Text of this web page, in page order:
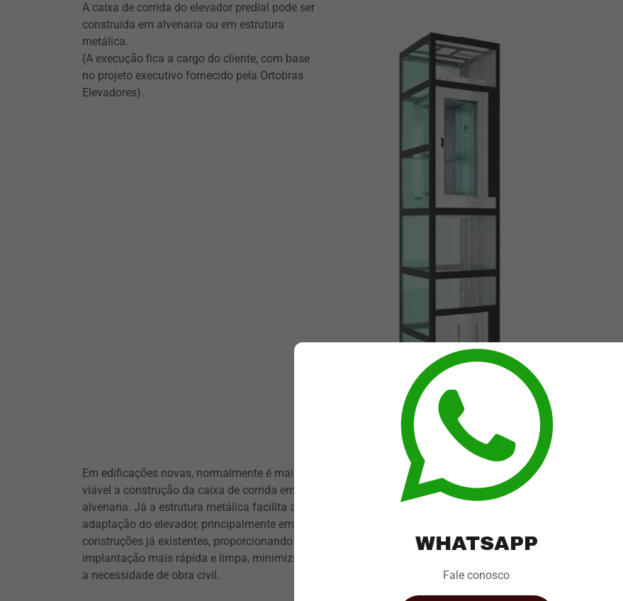
A caixa de corrida do elevador predial pode ser
construída em alvenaria ou em estrutura
metálica.
(A execução fica a cargo do cliente, com base
no projeto executivo fornecido pela Ortobras
Elevadores).
Em edificações novas, normalmente é mais
viável a construção da caixa de corrida em
alvenaria. Já a estrutura metálica facilita a
adaptação do elevador, principalmente em
construções já existentes, proporcionando uma
implantação mais rápida e limpa, minimizando
a necessidade de obra civil.
WHATSAPP
Fale conosco